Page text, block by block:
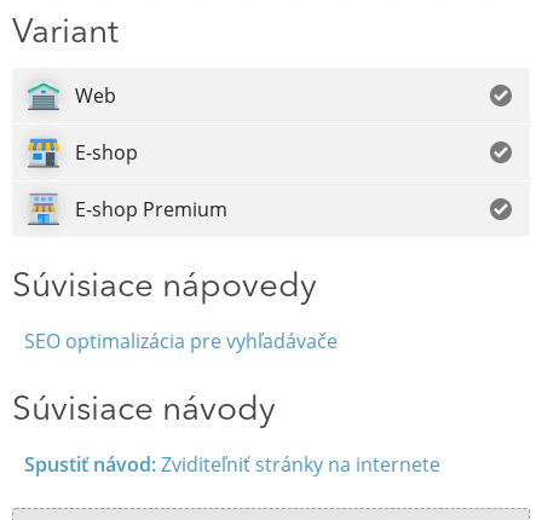
Variant
Web
E-shop
E-shop Premium
Súvisiace nápovedy
SEO optimalizácia pre vyhľadávače
Súvisiace návody
Spustiť návod:Zviditeľniť stránky na internete